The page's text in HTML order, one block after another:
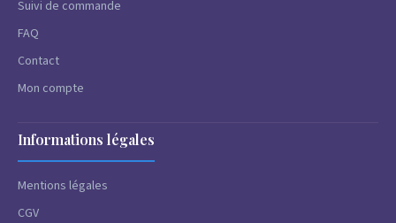
Suivi de commande
FAQ
Contact
Mon compte
Informations légales
Mentions légales
CGV